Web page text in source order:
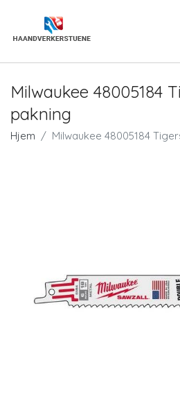
Milwaukee 48005184
pakning
Hjem Milwaukee 48005184